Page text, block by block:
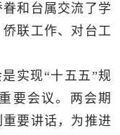
和台属交流了学
联工作、对台工
实现“十五五”规
要会议。两会期
要讲话，为推进